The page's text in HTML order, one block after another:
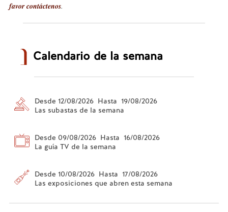
favor contáctenos.
Calendario de la semana
Desde 12/08/2026 Hasta 19/08/2026
Las subastas de la semana
Desde 09/08/2026 Hasta 16/08/2026
La guía TV de la semana
Desde 10/08/2026 Hasta 17/08/2026
Las exposiciones que abren esta semana